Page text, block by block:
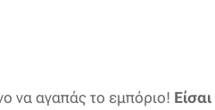
να αγαπάς το εμπόριο! Είσαι